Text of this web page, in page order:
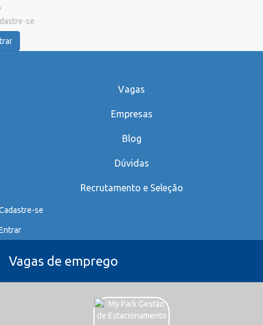
se
Vagas
Empresas
Blog
Dúvidas
Recrutamento e Seleção
se
Vagas de emprego